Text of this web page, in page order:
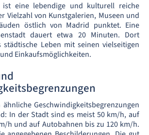
ist eine lebendige und kulturell reiche
Vielzahl von Kunstgalerien, Museen und
östlich von Madrid punktet. Eine
dauert etwa 20 Minuten. Dort
Leben mit seinen vielseitigen
Einkaufsmöglichkeiten.
Geschwindigkeitsbegrenzungen
In der Stadt sind es meist 50 km/h, auf
h und auf Autobahnen bis zu 120 km/h.